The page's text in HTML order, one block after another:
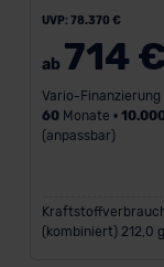
UVP: 78.370 €
ab 714 €
Vario-Finanzierung
60Monate •
(anpassbar)
(kombiniert) 212,0